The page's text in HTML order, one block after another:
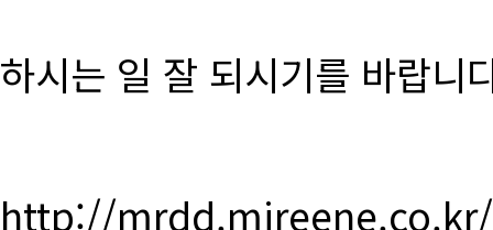
하시는 일 잘 되시기를 바랍니
http://